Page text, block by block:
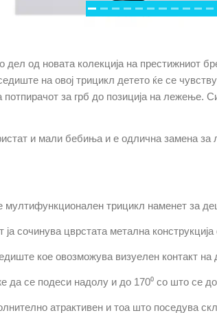
дел од новата колекција на престижниот
на овој трицикл детето ќе се
за грб до позиција на лежење.
и мали бебиња и е одлична замена
трицикл наменет за
сочинува цврстата метална
кое овозможува визуелен контакт
да се подеси надолу и до 170⁰ со што се
атрактивен и тоа што поседува